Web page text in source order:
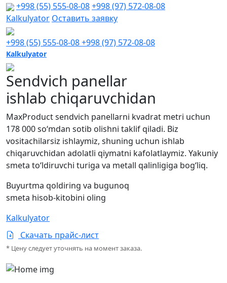
+998 (55) 555-08-08+998 (97) 572-08-08
Kalkulyator Оставить заявку
+998 (55) 555-08-08+998 (97) 572-08-08
Kalkulyator
Sendvich panellar
ishlab chiqaruvchidan
MaxProduct sendvich panellarni kvadrat metri uchun
178 000 so‘mdan sotib olishni taklif qiladi. Biz
vositachilarsiz ishlaymiz, shuning uchun ishlab
chiqaruvchidan adolatli qiymatni kafolatlaymiz. Yakuniy
smeta to‘ldiruvchi turiga va metall qalinligiga bog‘liq.
Buyurtma qoldiring va bugunoq
smeta hisob-kitobini oling
Kalkulyator
Скачать прайс-лист
* Цену следует уточнять на момент заказа.